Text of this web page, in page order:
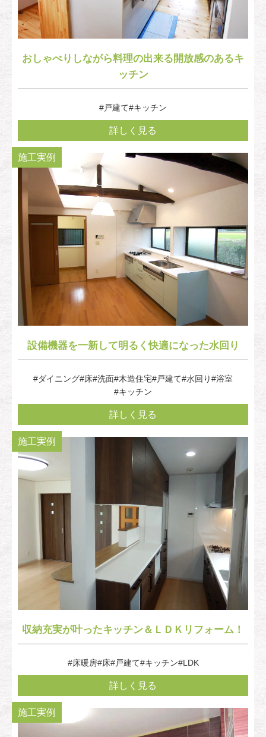
おしゃべりしながら料理の出来る開放感のあるキ
ッチン
#戸建て#キッチン
詳しく見る
施工実例
設備機器を一新して明るく快適になった水回り
#ダイニング#床#洗面#木造住宅#戸建て#水回り#浴室
#キッチン
詳しく見る
施工実例
収納充実が叶ったキッチン＆ＬＤＫリフォーム！
#床暖房#床#戸建て#キッチン#LDK
詳しく見る
施工実例